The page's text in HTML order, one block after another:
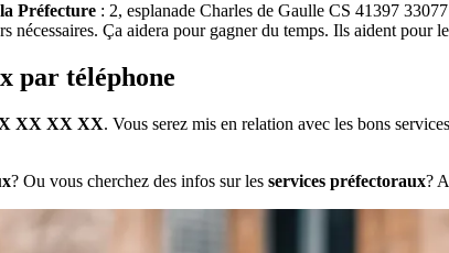
Préfecture : 2, esplanade Charles de Gaulle CS 41397
nécessaires. Ça aidera pour gagner du temps. Ils aident pour
par téléphone
XX XX XX. Vous serez mis en relation avec les bons
? Ou vous cherchez des infos sur les services préfectoraux?